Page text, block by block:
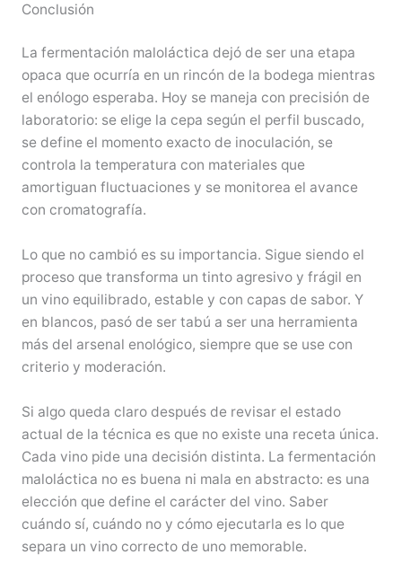
Conclusión
La fermentación maloláctica dejó de ser una etapa
opaca que ocurría en un rincón de la bodega mientras
el enólogo esperaba. Hoy se maneja con precisión de
laboratorio: se elige la cepa según el perfil buscado,
se define el momento exacto de inoculación, se
controla la temperatura con materiales que
amortiguan fluctuaciones y se monitorea el avance
con cromatografía.
Lo que no cambió es su importancia. Sigue siendo el
proceso que transforma un tinto agresivo y frágil en
un vino equilibrado, estable y con capas de sabor. Y
en blancos, pasó de ser tabú a ser una herramienta
más del arsenal enológico, siempre que se use con
criterio y moderación.
Si algo queda claro después de revisar el estado
actual de la técnica es que no existe una receta única.
Cada vino pide una decisión distinta. La fermentación
maloláctica no es buena ni mala en abstracto: es una
elección que define el carácter del vino. Saber
cuándo sí, cuándo no y cómo ejecutarla es lo que
separa un vino correcto de uno memorable.